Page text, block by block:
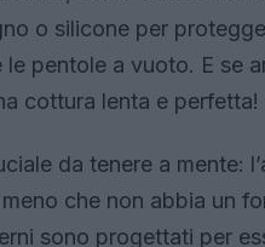
o silicone per
le pentole a vuoto. E se
cottura lenta e perfetta!
da tenere a mente:
che non abbia un
sono progettati per